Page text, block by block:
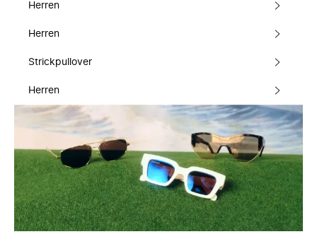
Herren
Herren
Strickpullover
Herren